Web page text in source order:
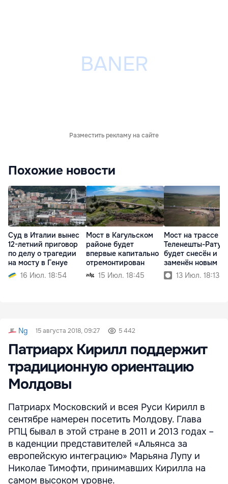
Разместить рекламу на сайте
Похожие новости
Суд в Италии вынес
12-летний приговор
по делу о трагедии
на мосту в Генуе
16 Июл. 18:54
Мост в Кагульском
районе будет
впервые капитально
отремонтирован
15 Июл. 18:45
Мост на трассе
Теленешты-Ратуш
будет снесён и
заменён новым
13 Июл. 18:13
Ng 15 августа 2018, 09:27 5 442
Патриарх Кирилл поддержит
традиционную ориентацию
Молдовы
Патриарх Московский и всея Руси Кирилл в
сентябре намерен посетить Молдову. Глава
РПЦ бывал в этой стране в 2011 и 2013 годах –
в каденции представителей «Альянса за
европейскую интеграцию» Марьяна Лупу и
Николае Тимофти, принимавших Кирилла на
самом высоком уровне.